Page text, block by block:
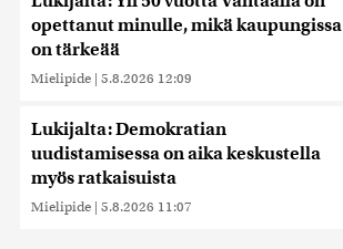
opettanut minulle, mikä kaupungissa
on tärkeää
Mielipide | 5.8.2026 12:09
Lukijalta: Demokratian
uudistamisessa on aika keskustella
myös ratkaisuista
Mielipide | 5.8.2026 11:07